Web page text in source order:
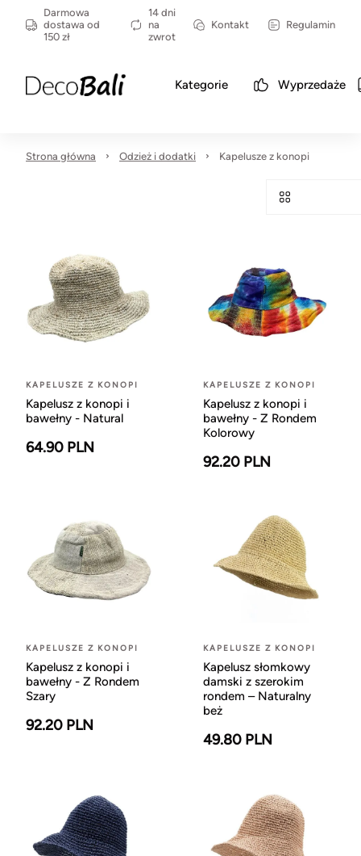
Darmowa
dostawa od
150 zł
14 dni
na
zwrot
Kontakt Regulamin
Kategorie Wyprzedaże
Strona główna Odzież i dodatki Kapelusze z konopi
KAPELUSZE Z KONOPI
Kapelusz z konopi i
bawełny - Natural
64.90 PLN
KAPELUSZE Z KONOPI
Kapelusz z konopi i
bawełny - Z Rondem
Kolorowy
92.20 PLN
KAPELUSZE Z KONOPI
Kapelusz z konopi i
bawełny - Z Rondem
Szary
92.20 PLN
KAPELUSZE Z KONOPI
Kapelusz słomkowy
damski z szerokim
rondem – Naturalny
beż
49.80 PLN